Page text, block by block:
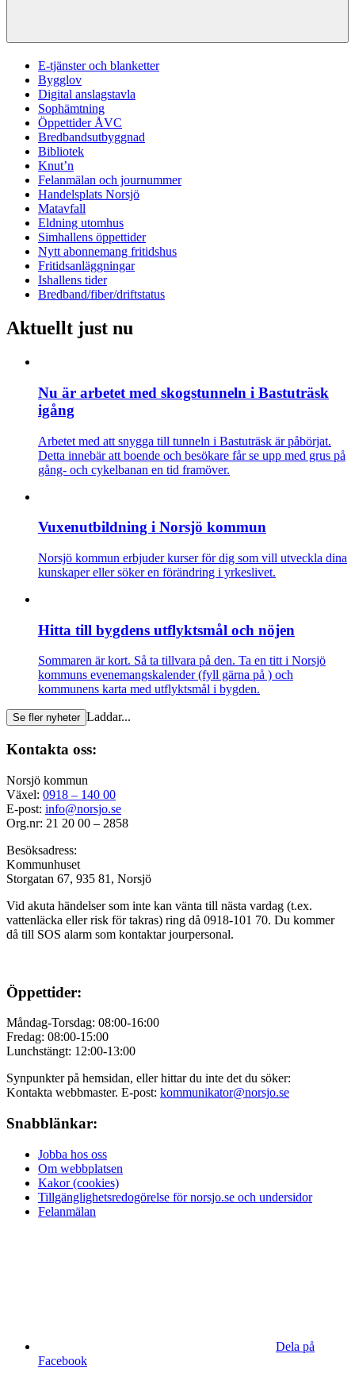
E-tjänster och blanketter
Bygglov
Digital anslagstavla
Sophämtning
Öppettider ÅVC
Bredbandsutbyggnad
Bibliotek
Knut’n
Felanmälan och journummer
Handelsplats Norsjö
Matavfall
Eldning utomhus
Simhallens öppettider
Nytt abonnemang fritidshus
Fritidsanläggningar
Ishallens tider
Bredband/fiber/driftstatus
Aktuellt just nu
Nu är arbetet med skogstunneln i Bastuträsk
igång
Arbetet med att snygga till tunneln i Bastuträsk är påbörjat.
Detta innebär att boende och besökare får se upp med grus på
gång- och cykelbanan en tid framöver.
Vuxenutbildning i Norsjö kommun
Norsjö kommun erbjuder kurser för dig som vill utveckla dina
kunskaper eller söker en förändring i yrkeslivet.
Hitta till bygdens utflyktsmål och nöjen
Sommaren är kort. Så ta tillvara på den. Ta en titt i Norsjö
kommuns evenemangskalender (fyll gärna på ) och
kommunens karta med utflyktsmål i bygden.
Se fler nyheter Laddar...
Kontakta oss:
Norsjö kommun
Växel: 0918 – 140 00
E-post: info@norsjo.se
Org.nr: 21 20 00 – 2858
Besöksadress:
Kommunhuset
Storgatan 67, 935 81, Norsjö
Vid akuta händelser som inte kan vänta till nästa vardag (t.ex.
vattenläcka ellerrisk för takras) ring då 0918-101 70. Du kommer
då till SOS alarm som kontaktar jourpersonal.
Öppettider:
Måndag-Torsdag: 08:00-16:00
Fredag: 08:00-15:00
Lunchstängt: 12:00-13:00
Synpunkter på hemsidan, eller hittar du inte det du söker:
Kontakta webbmaster. E-post: kommunikator@norsjo.se
Snabblänkar:
Jobba hos oss
Om webbplatsen
Kakor (cookies)
Tillgänglighetsredogörelse för norsjo.se och undersidor
Felanmälan
Dela på
Facebook